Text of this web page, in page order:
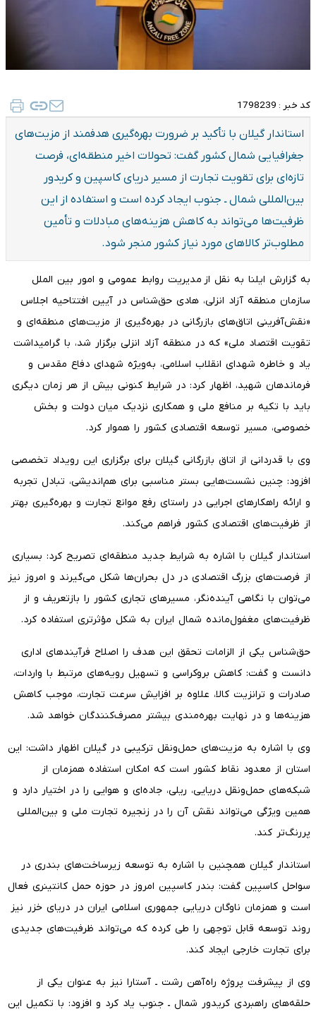
کد خبر : 1798239
استاندار گیلان با تأکید بر ضرورت بهره‌گیری هدفمند از مزیت‌های
جغرافیایی شمال کشور گفت: تحولات اخیر منطقه‌ای، فرصت
تازه‌ای برای تقویت تجارت از مسیر دریای کاسپین و کریدور
بین‌المللی شمال ـ جنوب ایجاد کرده است و استفاده از این
ظرفیت‌ها می‌تواند به کاهش هزینه‌های مبادلات و تأمین
مطلوب‌تر کالاهای مورد نیاز کشور منجر شود.
به گزارش ایلنا به نقل از مدیریت روابط عمومی و امور بین الملل
سازمان منطقه آزاد انزلی، هادی حق‌شناس در آیین افتتاحیه اجلاس
«نقش‌آفرینی اتاق‌های بازرگانی در بهره‌گیری از مزیت‌های منطقه‌ای و
تقویت اقتصاد ملی» که در منطقه آزاد انزلی برگزار شد، با گرامیداشت
یاد و خاطره شهدای انقلاب اسلامی، به‌ویژه شهدای دفاع مقدس و
فرماندهان شهید، اظهار کرد: در شرایط کنونی بیش از هر زمان دیگری
باید با تکیه بر منافع ملی و همکاری نزدیک میان دولت و بخش
خصوصی، مسیر توسعه اقتصادی کشور را هموار کرد.
وی با قدردانی از اتاق بازرگانی گیلان برای برگزاری این رویداد تخصصی
افزود: چنین نشست‌هایی بستر مناسبی برای هم‌اندیشی، تبادل تجربه
و ارائه راهکارهای اجرایی در راستای رفع موانع تجارت و بهره‌گیری بهتر
از ظرفیت‌های اقتصادی کشور فراهم می‌کند.
استاندار گیلان با اشاره به شرایط جدید منطقه‌ای تصریح کرد: بسیاری
از فرصت‌های بزرگ اقتصادی در دل بحران‌ها شکل می‌گیرند و امروز نیز
می‌توان با نگاهی آینده‌نگر، مسیرهای تجاری کشور را بازتعریف و از
ظرفیت‌های مغفول‌مانده شمال ایران به شکل مؤثرتری استفاده کرد.
حق‌شناس یکی از الزامات تحقق این هدف را اصلاح فرآیندهای اداری
دانست و گفت: کاهش بروکراسی و تسهیل رویه‌های مرتبط با واردات،
صادرات و ترانزیت کالا، علاوه بر افزایش سرعت تجارت، موجب کاهش
هزینه‌ها و در نهایت بهره‌مندی بیشتر مصرف‌کنندگان خواهد شد.
وی با اشاره به مزیت‌های حمل‌ونقل ترکیبی در گیلان اظهار داشت: این
استان از معدود نقاط کشور است که امکان استفاده همزمان از
شبکه‌های حمل‌ونقل دریایی، ریلی، جاده‌ای و هوایی را در اختیار دارد و
همین ویژگی می‌تواند نقش آن را در زنجیره تجارت ملی و بین‌المللی
پررنگ‌تر کند.
استاندار گیلان همچنین با اشاره به توسعه زیرساخت‌های بندری در
سواحل کاسپین گفت: بندر کاسپین امروز در حوزه حمل کانتینری فعال
است و همزمان ناوگان دریایی جمهوری اسلامی ایران در دریای خزر نیز
روند توسعه قابل توجهی را طی کرده که می‌تواند ظرفیت‌های جدیدی
برای تجارت خارجی ایجاد کند.
وی از پیشرفت پروژه راه‌آهن رشت ـ آستارا نیز به عنوان یکی از
حلقه‌های راهبردی کریدور شمال ـ جنوب یاد کرد و افزود: با تکمیل این